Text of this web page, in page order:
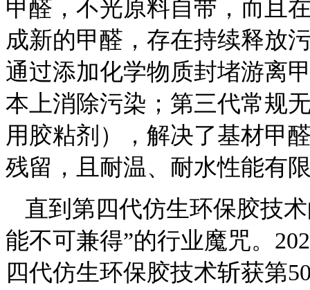
甲醛，不光原料自带，而且
成新的甲醛，存在持续释放
通过添加化学物质封堵游离
本上消除污染；第三代常规
用胶粘剂），解决了基材甲
残留，且耐温、耐水性能有
直到第四代仿生环保胶技
能不可兼得”的行业魔咒。
四代仿生环保胶技术斩获第